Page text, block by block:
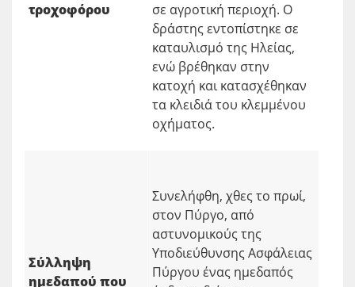
τροχοφόρου
σε αγροτική περιοχή. Ο
δράστης εντοπίστηκε σε
καταυλισμό της Ηλείας,
ενώ βρέθηκαν στην
κατοχή και κατασχέθηκαν
τα κλειδιά του κλεμμένου
οχήματος.
Σύλληψη
ημεδαπού που
Συνελήφθη, χθες το πρωί,
στον Πύργο, από
αστυνομικούς της
Υποδιεύθυνσης Ασφάλειας
Πύργου ένας ημεδαπός